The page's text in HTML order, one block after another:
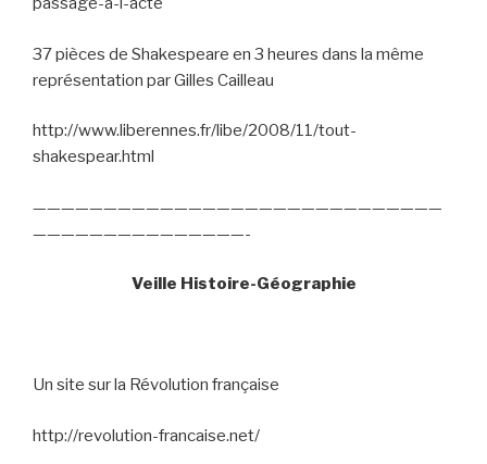
37 pièces de Shakespeare en 3 heures dans la même
représentation par Gilles Cailleau
http://www.liberennes.fr/libe/2008/11/tout-
shakespear.html
—————————————————————————————
———————————————-
Veille Histoire-Géographie
Un site sur la Révolution française
http://revolution-francaise.net/